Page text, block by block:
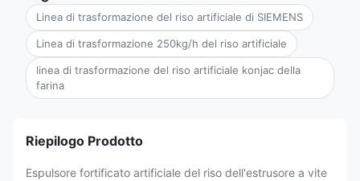
Linea di trasformazione del riso artificiale di SIEMENS
Linea di trasformazione 250kg/h del riso artificiale
linea di trasformazione del riso artificiale konjac della
farina
Riepilogo Prodotto
Espulsore fortificato artificiale del riso dell'estrusore a vite